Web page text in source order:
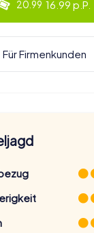
20.99 16.99 p.P.
Für Firmenkunden